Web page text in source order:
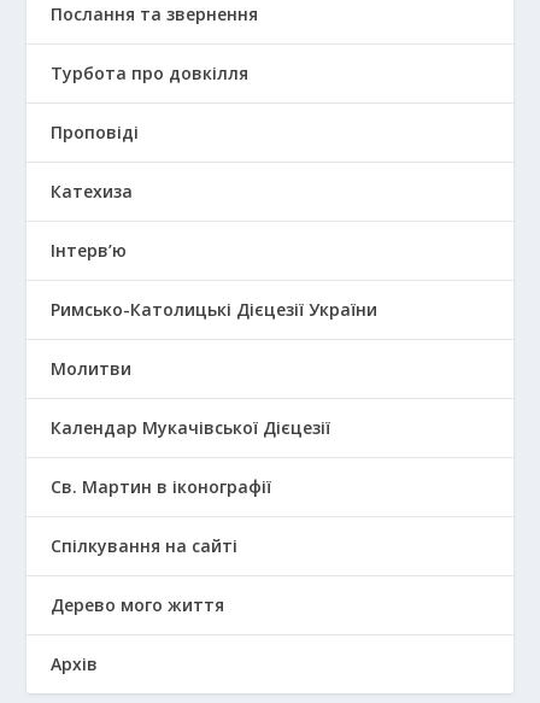
Послання та звернення
Турбота про довкілля
Проповіді
Катехиза
Інтерв’ю
Римсько-Католицькі Дієцезії України
Молитви
Календар Мукачівської Дієцезії
Св. Мартин в іконографії
Спілкування на сайті
Дерево мого життя
Архів